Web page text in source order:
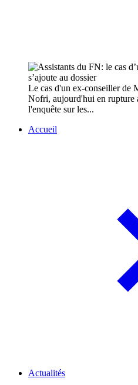
Le cas d'un ex-conseiller de
Nofri, aujourd'hui en rupture
l'enquête sur les...
Accueil
Actualités